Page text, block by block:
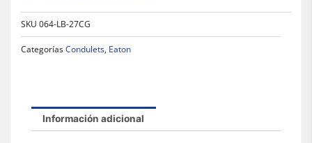
SKU 064-LB-27CG
CategoríasCondulets, Eaton
Información adicional